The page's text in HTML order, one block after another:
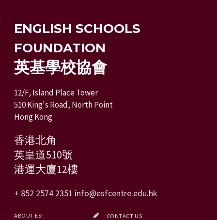
ENGLISH SCHOOLS
FOUNDATION
英基學校協會
12/F, Island Place Tower
510 King's Road, North Point
Hong Kong
香港北角
英皇道510號
港運大廈12樓
+ 852 2574 2351 info@esfcentre.edu.hk
ABOUT ESF CONTACT US